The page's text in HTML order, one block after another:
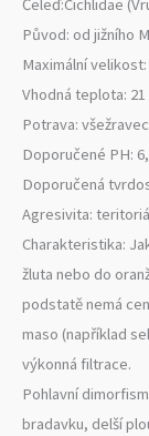
Původ: od jižního
Maximální velikost:
Vhodná teplota: 21
Potrava:
Doporučené PH:
Doporučená
Agresivita:
Charakteristika:
žluta nebo do
podstatě nemá
maso (například
výkonná filtrace.
Pohlavní
bradavku, delší